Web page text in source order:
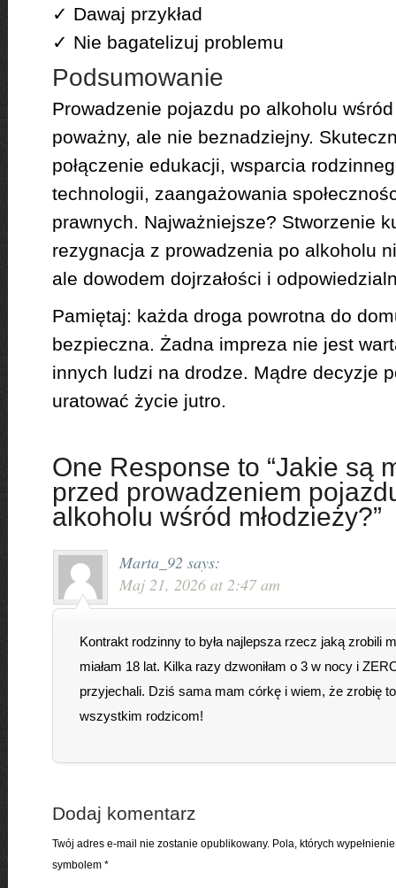
✓ Dawaj przykład
✓ Nie bagatelizuj problemu
Podsumowanie
Prowadzenie pojazdu po alkoholu
poważny, ale nie beznadziejny.
połączenie edukacji, wsparcia
technologii, zaangażowania
prawnych. Najważniejsze? Stworzenie
rezygnacja z prowadzenia po alkoholu
ale dowodem dojrzałości i
Pamiętaj: każda droga powrotna do
bezpieczna. Żadna impreza nie jest
innych ludzi na drodze. Mądre decyzje
uratować życie jutro.
One Response to “Jakie są
przed prowadzeniem
alkoholu wśród młodzieży?”
Marta_92 says:
Maj 21, 2026 at 2:47 am
Kontrakt rodzinny to była najlepsza rzecz jaką zrobili
miałam 18 lat. Kilka razy dzwoniłam o 3 w nocy i
przyjechali. Dziś sama mam córkę i wiem, że zrobię
wszystkim rodzicom!
Dodaj komentarz
Twój adres e-mail nie zostanie opublikowany. Pola, których
symbolem *